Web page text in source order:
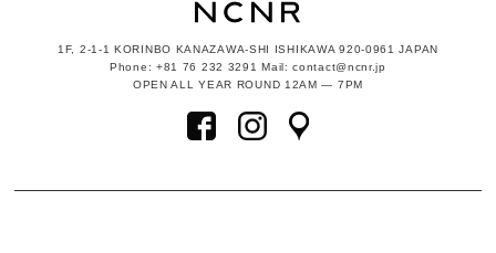
1F, 2-1-1KORINBO KANAZAWA-SHI ISHIKAWA 920-0961 JAPAN
Phone: +81 76 232 3291 Mail: contact@ncnr.jp
OPEN ALL YEAR ROUND 12AM — 7PM